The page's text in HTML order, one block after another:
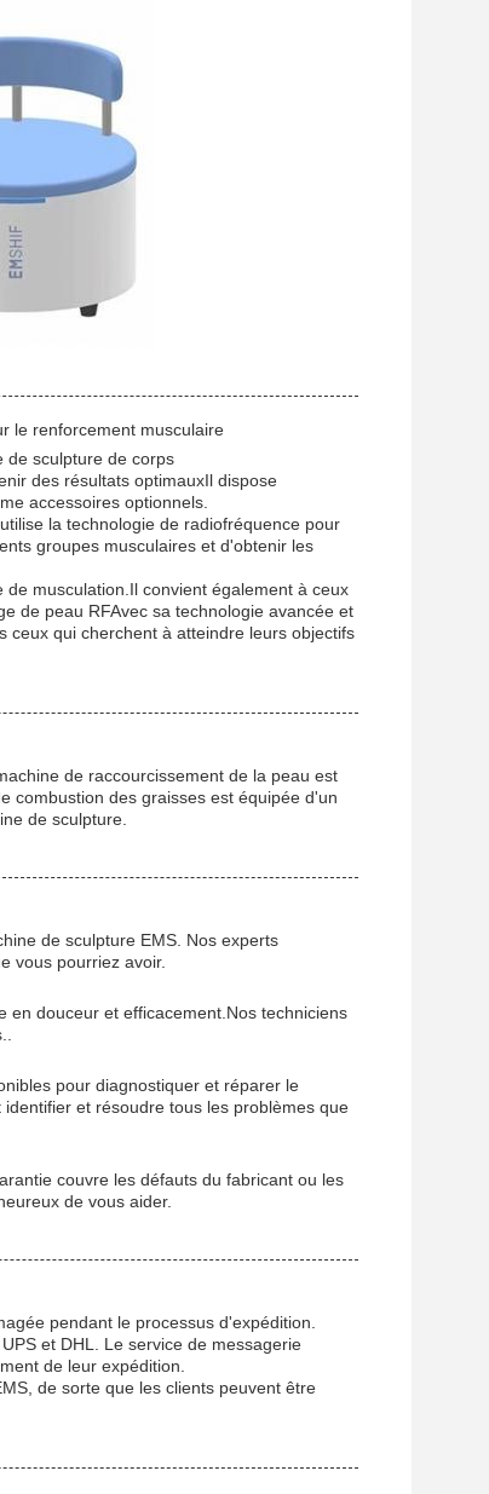
le renforcement musculaire
de sculpture de corps
des résultats optimauxIl dispose
accessoires optionnels.
la technologie de radiofréquence pour
groupes musculaires et d'obtenir les
musculation.Il convient également à ceux
de peau RFAvec sa technologie avancée et
ceux qui cherchent à atteindre leurs objectifs
de raccourcissement de la peau est
combustion des graisses est équipée d'un
de sculpture.
de sculpture EMS. Nos experts
vous pourriez avoir.
en douceur et efficacement.Nos techniciens
pour diagnostiquer et réparer le
et résoudre tous les problèmes que
couvre les défauts du fabricant ou les
de vous aider.
pendant le processus d'expédition.
et DHL. Le service de messagerie
de leur expédition.
de sorte que les clients peuvent être